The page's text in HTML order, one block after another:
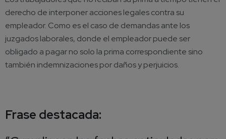
derecho de interponer acciones legales contra su
empleador. Como es el caso de demandas ante los
juzgados laborales, donde el empleador puede ser
obligado a pagar no solo la prima correspondiente sino
también indemnizaciones por daños y perjuicios.
Frase destacada: